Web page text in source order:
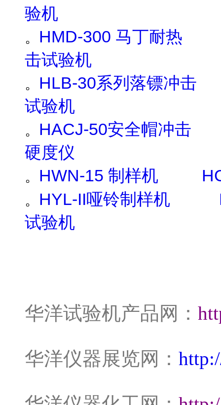
验机
。 HMD-300 马丁耐热
击试验机
。 HLB-30系列落镖冲击
试验机
。 HACJ-50安全帽冲击
硬度仪
。 HWN-15 制样机
。 HYL-II哑铃制样机
试验机
华洋试验机产品网：
华洋仪器展览网：